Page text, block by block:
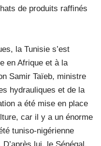
de produits raffinés
la Tunisie s’est
en Afrique et à la
Samir Taïeb, ministre
hydrauliques et de la
a été mise en place
car il y a un énorme
tuniso-nigérienne